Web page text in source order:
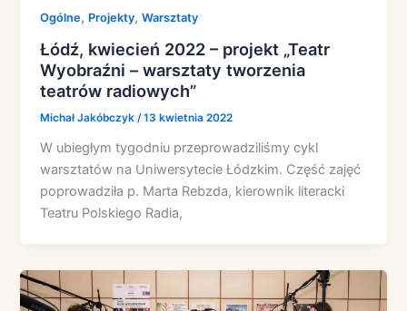
Ogólne, Projekty,Warsztaty
Łódź, kwiecień 2022 – projekt „Teatr
Wyobraźni – warsztaty tworzenia
teatrów radiowych”
Michał Jakóbczyk/13 kwietnia 2022
W ubiegłym tygodniu przeprowadziliśmy cykl
warsztatów na Uniwersytecie Łódzkim. Część zajęć
poprowadziła p. Marta Rebzda, kierownik literacki
Teatru Polskiego Radia,